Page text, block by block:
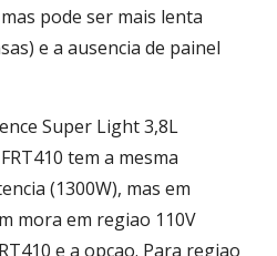
pode ser mais lenta
e a ausencia de painel
Super Light 3,8L
tem a mesma
(1300W), mas em
mora em regiao 110V
e a opcao. Para regiao